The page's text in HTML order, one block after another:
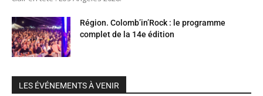
Région. Colomb’in’Rock : le programme
complet de la 14e édition
LES ÉVÉNEMENTS À VENIR